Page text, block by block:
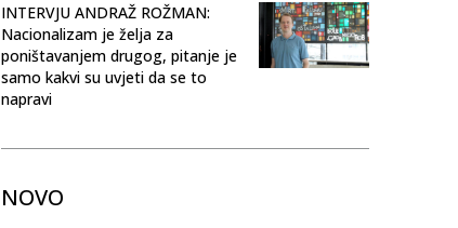
INTERVJU ANDRAŽ ROŽMAN:
Nacionalizam je želja za
poništavanjem drugog, pitanje je
samo kakvi su uvjeti da se to
napravi
NOVO